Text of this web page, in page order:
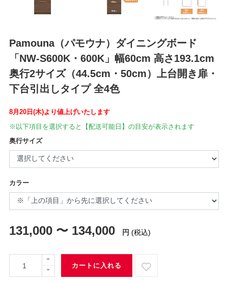
Pamouna（パモウナ）ダイニングボード
「NW-S600K・600K」幅60cm 高さ193.1cm
奥行2サイズ（44.5cm・50cm）上台開き扉・
下台引出しタイプ 全4色
8月20日(木)より値上げいたします
※以下項目を選択すると【配送可能日】の目安が表示されます
奥行サイズ
カラー
131,000 〜 134,000 円 (税込)
カートに入れる